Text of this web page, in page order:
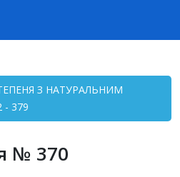
З НАТУРАЛЬНИМ
379
№ 370